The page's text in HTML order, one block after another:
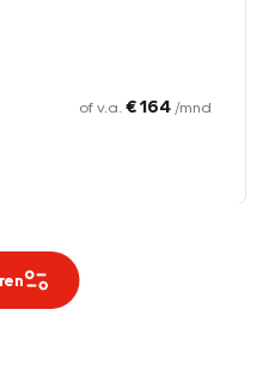
of v.a. € 164 /mnd